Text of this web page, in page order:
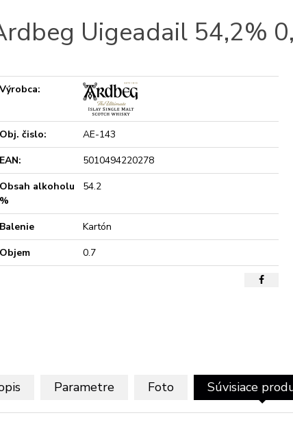
Uigeadail 54,2%
Výrobca:
Obj. čislo:
AE-143
EAN:
5010494220278
Obsah alkoholu
%
54.2
Balenie
Kartón
Objem
0.7
Parametre Foto Súvisiace